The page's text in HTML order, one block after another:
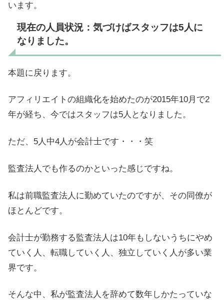
います。
現在の人員状況：気づけばスタッフは5人に
なりました。
本題に戻ります。
アフィリエイトの組織化を始めたのが2015年10月で2
年が経ち、今ではスタッフは5人となりました。
ただ、5人中4人が会計士です・・・笑
監査法人でも作るのかといった感じですね。
私は前職監査法人に勤めていたのですが、その同僚が
ほとんどです。
会計士が勤務する監査法人は10年もしないうちにやめ
ていく人、転職していく人、独立していく人が多い業
界です。
そんな中、私が監査法人を辞めて数年しかたっていな